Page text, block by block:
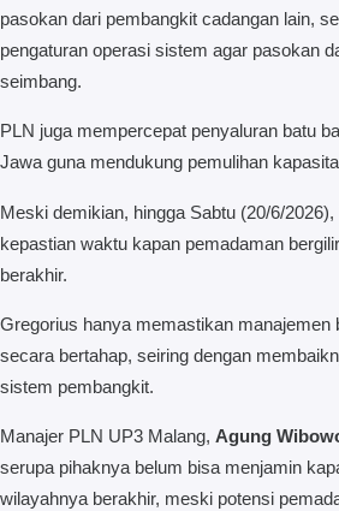
pasokan dari pembangkit cadangan lain,
pengaturan operasi sistem agar pasokan
seimbang.
PLN juga mempercepat penyaluran batu
Jawa guna mendukung pemulihan
Meski demikian, hingga Sabtu (20/6/
kepastian waktu kapan pemadaman
berakhir.
Gregorius hanya memastikan manajemen
secara bertahap, seiring dengan
sistem pembangkit.
Manajer PLN UP3 Malang, Agung
serupa pihaknya belum bisa menjamin
wilayahnya berakhir, meski potensi